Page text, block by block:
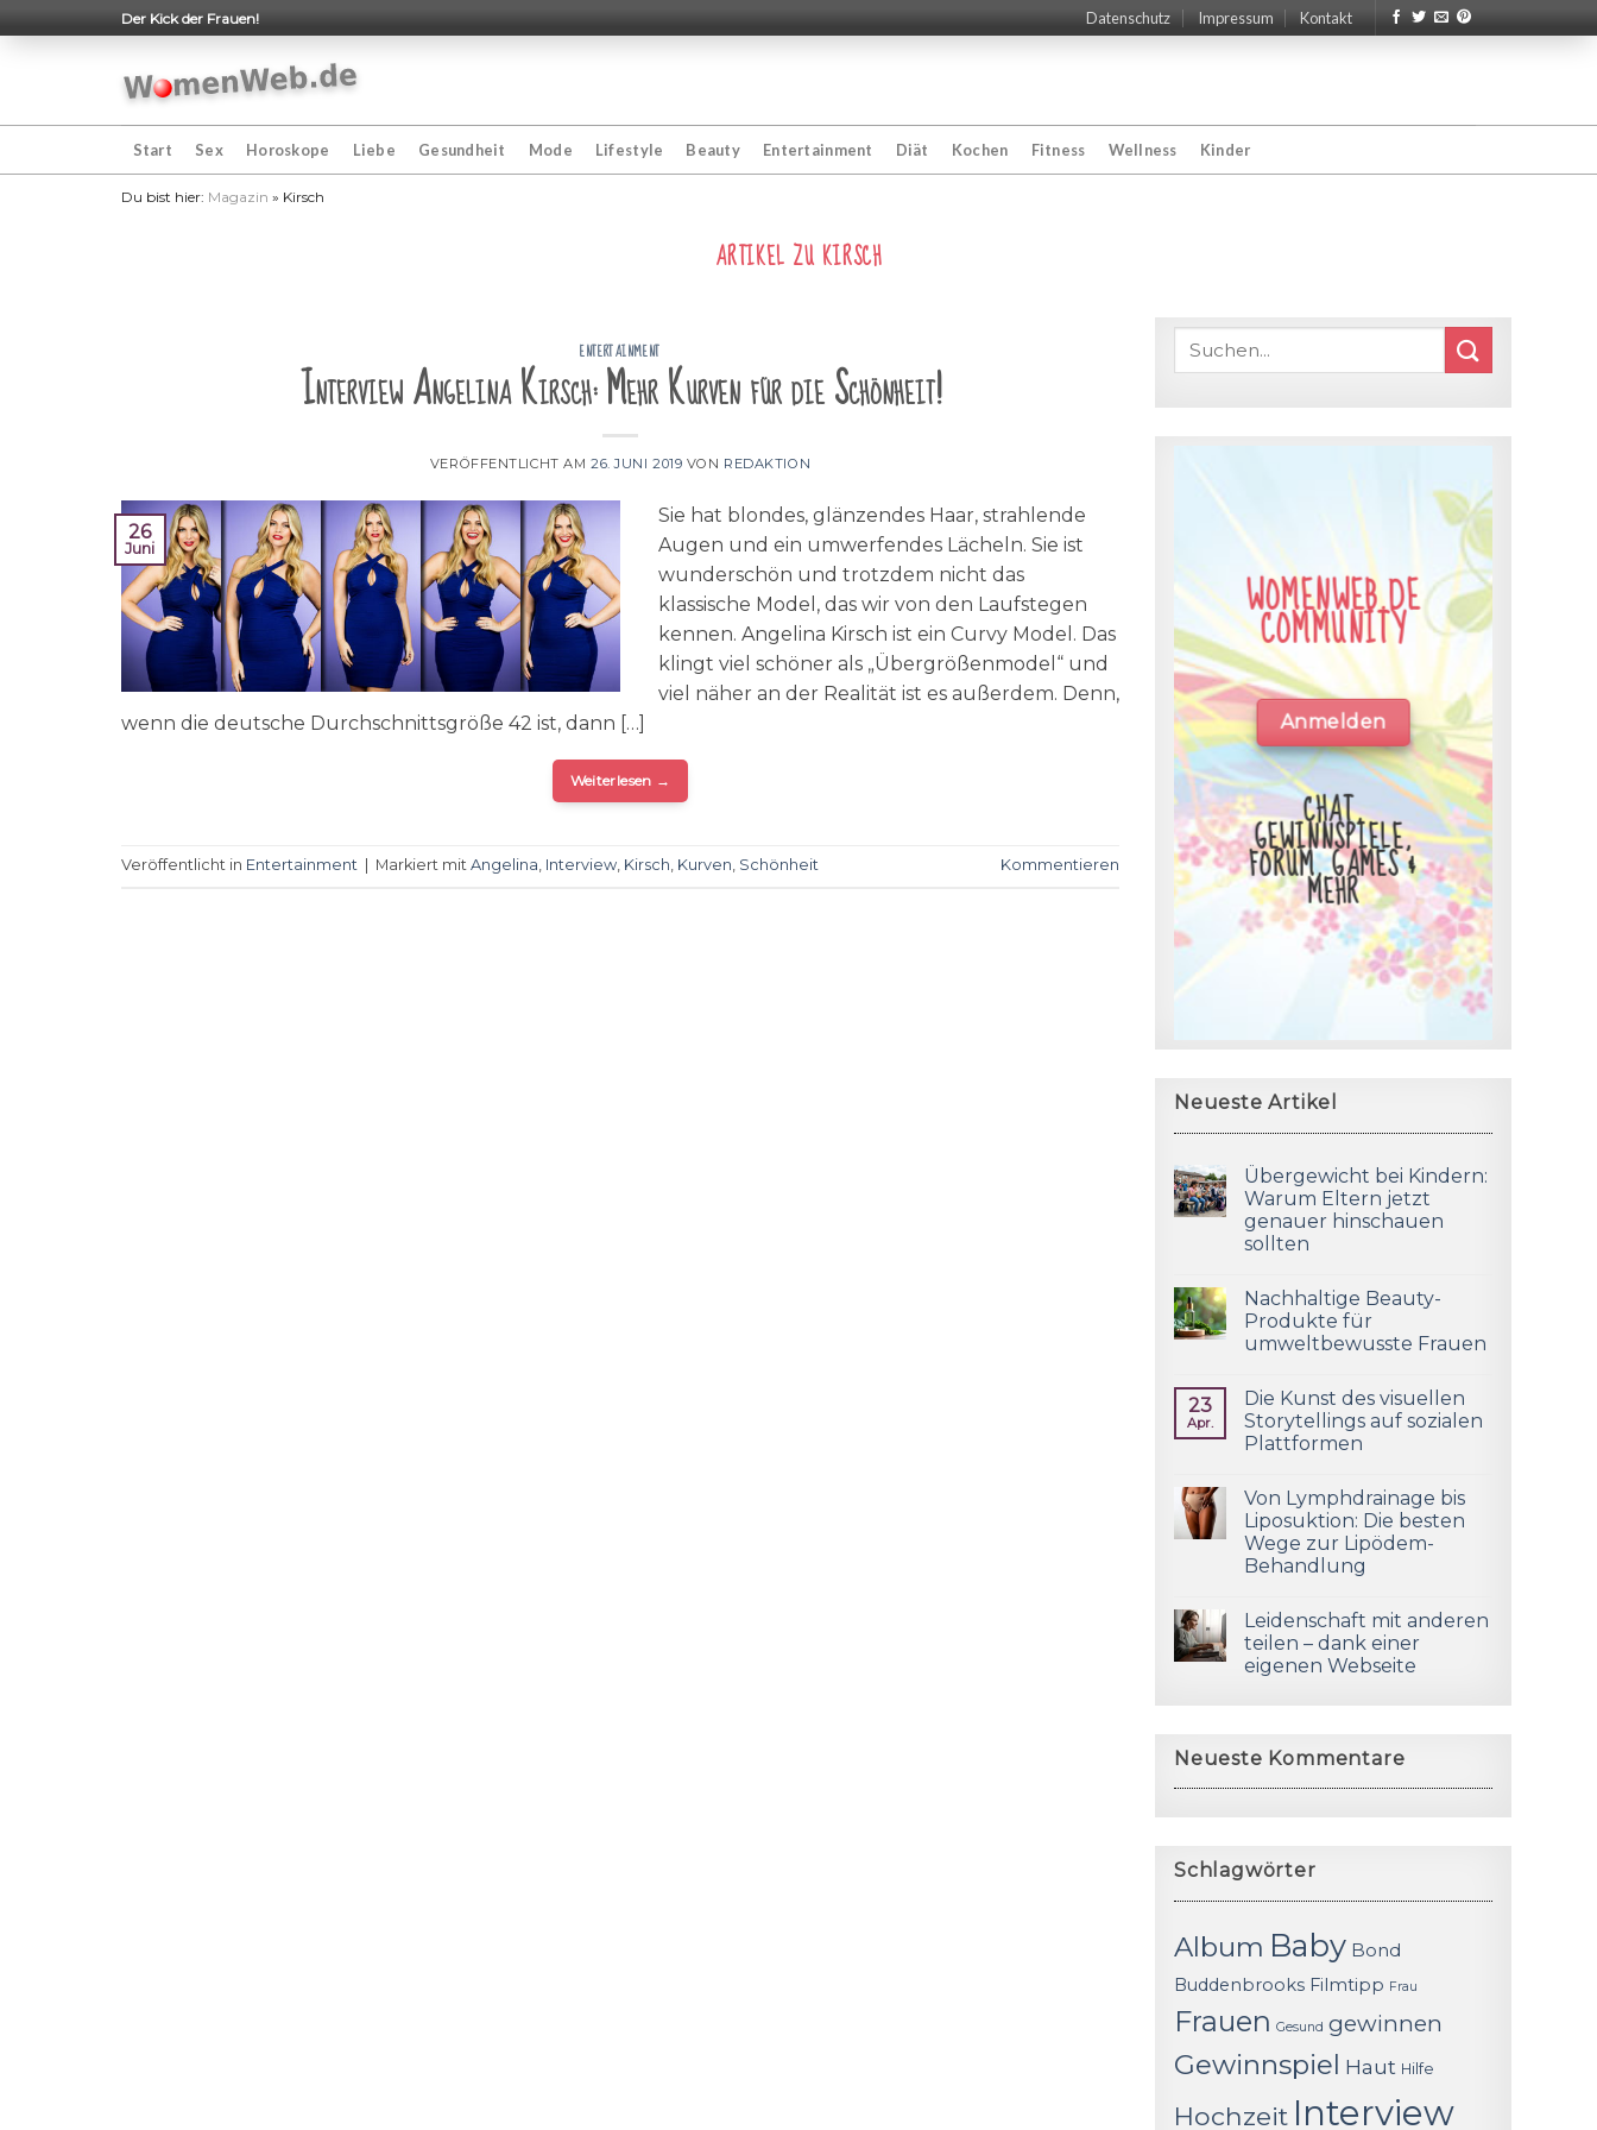
to
Der Kick der Frauen! Datenschutz Impressum Kontakt
Start Sex Horoskope Liebe Gesundheit Mode Lifestyle Beauty Entertainment Diät Kochen Fitness Wellness Kinder
Du bist hier: Magazin » Kirsch
ARTIKEL ZU KIRSCH
ENTERTAINMENT
Interview Angelina Kirsch: Mehr Kurven für die Schönheit!
VERÖFFENTLICHT AM 26. JUNI 2019 VON REDAKTION
26
Juni
Sie hat blondes, glänzendes Haar, strahlende
Augen und ein umwerfendes Lächeln. Sie ist
wunderschön und trotzdem nicht das
klassische Model, das wir von den Laufstegen
kennen. Angelina Kirsch ist ein Curvy Model. Das
klingt viel schöner als „Übergrößenmodel“ und
viel näher an der Realität ist es außerdem. Denn,
wenn die deutsche Durchschnittsgröße 42 ist, dann […]
Weiterlesen →
Veröffentlicht in Entertainment Markiert mit Angelina, Interview, Kirsch, Kurven, Schönheit Kommentieren
WOMENWEB.DE
COMMUNITY
Anmelden
CHAT,
GEWINNSPIELE,
FORUM, GAMES &
MEHR
Neueste Artikel
Übergewicht bei Kindern:
Warum Eltern jetzt
genauer hinschauen
sollten
Nachhaltige Beauty-
Produkte für
umweltbewusste Frauen
23
Apr.
Die Kunst des visuellen
Storytellings auf sozialen
Plattformen
Von Lymphdrainage bis
Liposuktion: Die besten
Wege zur Lipödem-
Behandlung
Leidenschaft mit anderen
teilen – dank einer
eigenen Webseite
Neueste Kommentare
Schlagwörter
Album Baby Bond
Buddenbrooks Filmtipp Frau
Frauen Gesund gewinnen
Gewinnspiel Haut Hilfe
Hochzeit Interview